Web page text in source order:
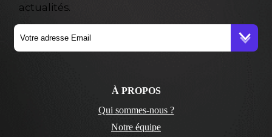
actualités.
À PROPOS
Qui sommes-nous ?
Notre équipe